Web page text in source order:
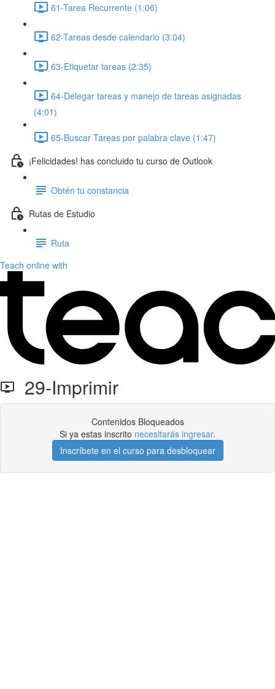
61-Tarea Recurrente (1:06)
62-Tareas desde calendario (3:04)
63-Etiquetar tareas (2:35)
64-Delegar tareas y manejo de tareas asignadas
(4:01)
65-Buscar Tareas por palabra clave (1:47)
¡Felicidades! has concluido tu curso de Outlook
Obtén tu constancia
Rutas de Estudio
Ruta
Teach online with
29-Imprimir
Contenidos Bloqueados
Si ya estas inscrito necesitarás ingresar.
Inscríbete en el curso para desbloquear